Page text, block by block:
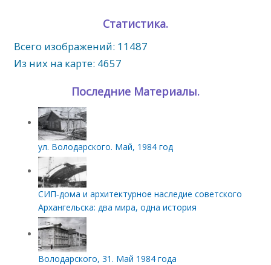
Статистика.
Всего изображений: 11487
Из них на карте: 4657
Последние Материалы.
ул. Володарского. Май, 1984 год
СИП‑дома и архитектурное наследие советского
Архангельска: два мира, одна история
Володарского, 31. Май 1984 года